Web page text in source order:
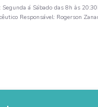
á Sábado das 8h às
Responsável: Rogerson